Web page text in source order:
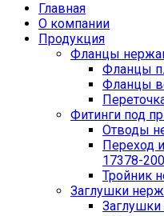
Главная
О компании
Продукция
Фланцы
Фланцы
Фланцы
Фитинги под
Отводы
Переход
17378-
Тройник
Заглушки
Заглушки